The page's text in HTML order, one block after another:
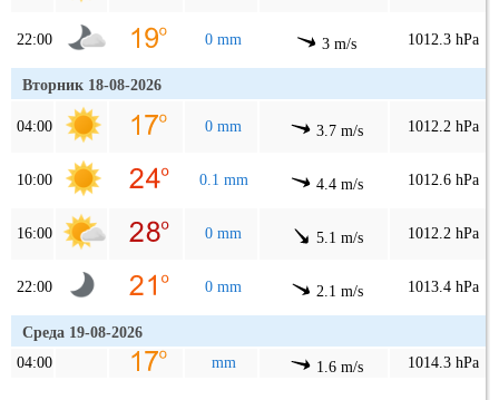
22:00 0 mm 3 m/s 1012.3 hPa
Вторник 18-08-2026
04:00 0 mm 3.7 m/s 1012.2 hPa
10:00 0.1 mm 4.4 m/s 1012.6 hPa
16:00 0 mm 5.1 m/s 1012.2 hPa
22:00 0 mm 2.1 m/s 1013.4 hPa
Среда 19-08-2026
04:00
mm 1.6 m/s 1014.3 hPa